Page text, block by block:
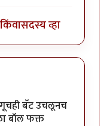
किंवासदस्य व्हा
गूचही बॅट उचलूनच
बॉल फक्त